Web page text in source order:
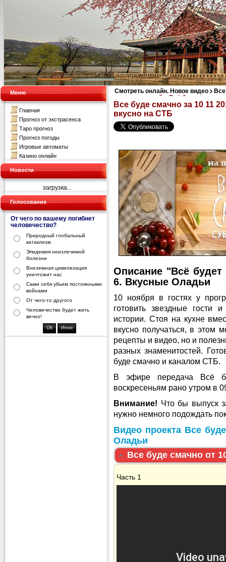
Меню
Главная
Прогноз от экстрасенса
Таро прогноз
Прогноз погоды
Игровые автоматы
Казино онлайн
Новости
загрузка...
Голосование
От чего по вашему погибнет
человечество?
Природный глобальный
катаклизм
Эпидемия неизлечимой
болезни
Внеземная цивилизация
уничтожит нас
Сами себя убьем постоянными
войнами
От чего-то другого
Человечество будет жить
вечно!
Смотреть онлайн. Новое видео
смотреть онлайн. Всё будет вкусно
Все буде смачно за 10 11
вкусно на СТБ
Описание "Всё будет
6. Вкусные Оладьи
10 ноября в гостях у
готовить звездные гости
истории. Стоя на кухне
вкусно получаться, в этом
рецепты и видео, но и
разных знаменитостей.
буде смачно и каналом СТБ.
В эфире передача Всё
воскресеньям рано утром в
Внимание! Что бы выпуск
нужно немного подождать
Видео проекта Все
Оладьи
Все буде смачно от
Часть 1